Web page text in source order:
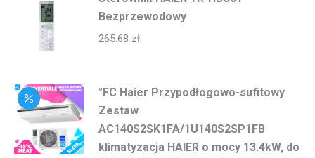
Bezprzewodowy
265.68 zł
°FC Haier Przypodłogowo-sufitowy
Zestaw
AC140S2SK1FA/1U140S2SP1FB
klimatyzacja HAIER o mocy 13.4kW, do